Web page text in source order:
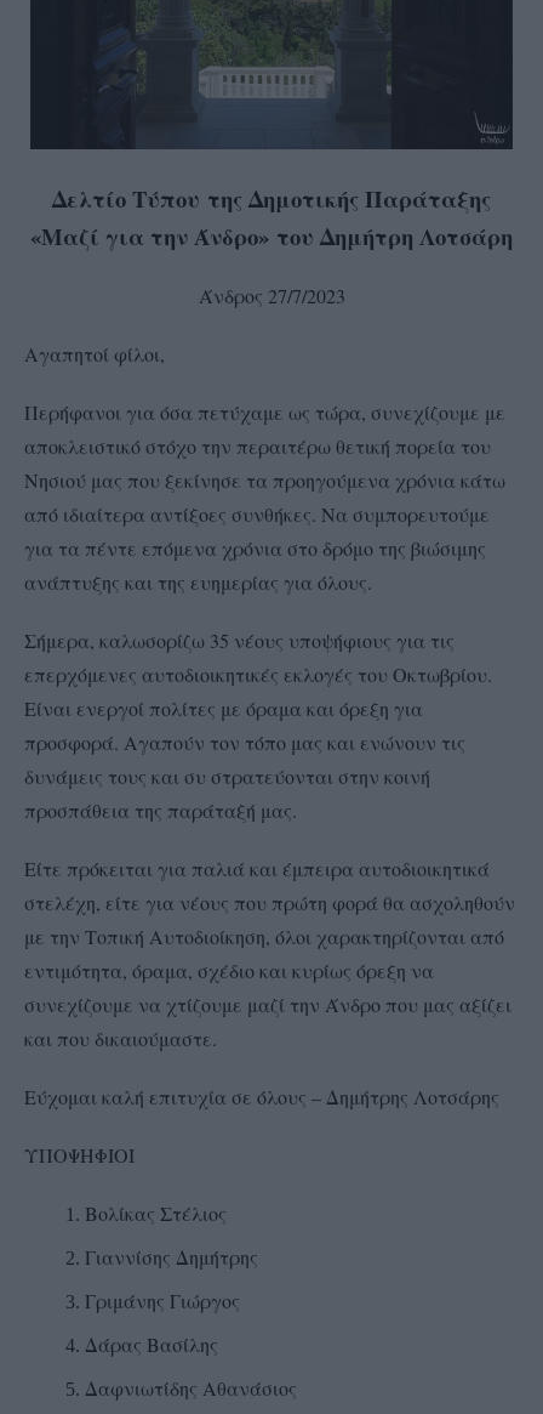
Δελτίο Τύπου της Δημοτικής Παράταξης
«Μαζί για την Άνδρο» του Δημήτρη Λοτσάρη
Άνδρος 27/7/2023
Αγαπητοί φίλοι,
Περήφανοι για όσα πετύχαμε ως τώρα, συνεχίζουμε με
αποκλειστικό στόχο την περαιτέρω θετική πορεία του
Νησιού μας που ξεκίνησε τα προηγούμενα χρόνια κάτω
από ιδιαίτερα αντίξοες συνθήκες. Να συμπορευτούμε
για τα πέντε επόμενα χρόνια στο δρόμο της βιώσιμης
ανάπτυξης και της ευημερίας για όλους.
Σήμερα, καλωσορίζω 35 νέους υποψήφιους για τις
επερχόμενες αυτοδιοικητικές εκλογές του Οκτωβρίου.
Είναι ενεργοί πολίτες με όραμα και όρεξη για
προσφορά. Αγαπούν τον τόπο μας και ενώνουν τις
δυνάμεις τους και συ στρατεύονται στην κοινή
προσπάθεια της παράταξή μας.
Είτε πρόκειται για παλιά και έμπειρα αυτοδιοικητικά
στελέχη, είτε για νέους που πρώτη φορά θα ασχοληθούν
με την Τοπική Αυτοδιοίκηση, όλοι χαρακτηρίζονται από
εντιμότητα, όραμα, σχέδιο και κυρίως όρεξη να
συνεχίζουμε να χτίζουμε μαζί την Άνδρο που μας αξίζει
και που δικαιούμαστε.
Εύχομαι καλή επιτυχία σε όλους – Δημήτρης Λοτσάρης
ΥΠΟΨΗΦΙΟΙ
Βολίκας Στέλιος
Γιαννίσης Δημήτρης
Γριμάνης Γιώργος
Δάρας Βασίλης
Δαφνιωτίδης Αθανάσιος